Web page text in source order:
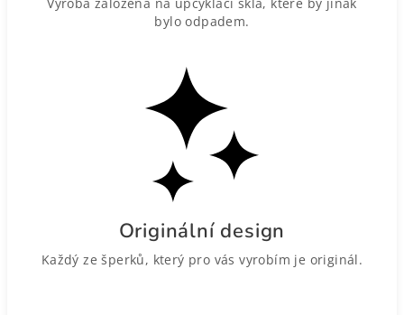
bylo odpadem.
Originální design
Každý ze šperků, který pro vás vyrobím je originál.